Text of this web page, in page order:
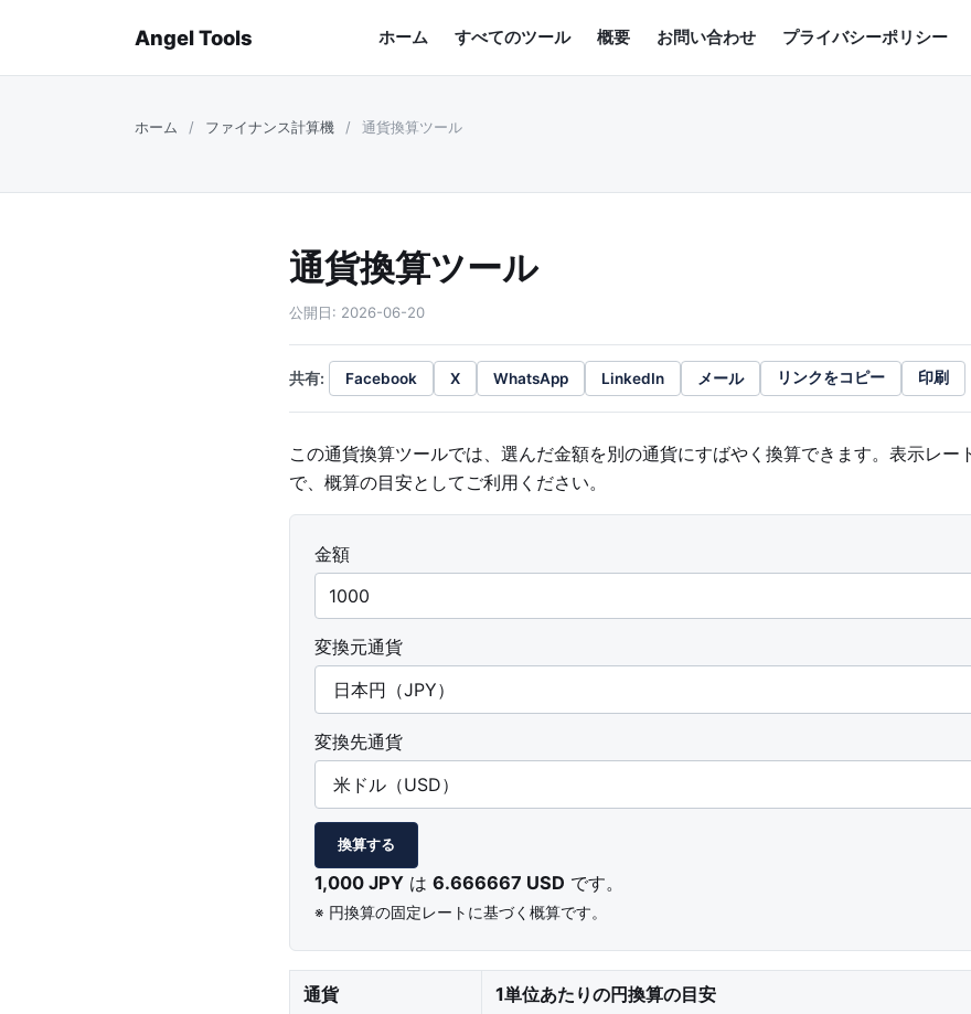
Angel Tools ホーム すべてのツール 概要 お問い合わせ プライバシーポリシー
ホーム / ファイナンス計算機 / 通貨換算ツール
通貨換算ツール
公開日: 2026-06-20
共有: Facebook X WhatsApp LinkedIn メール リンクをコピー 印刷
この通貨換算ツールでは、選んだ金額を別の通貨にすばやく換算できます。表示レー
で、概算の目安としてご利用ください。
金額
変換元通貨
変換先通貨
換算する
1,000 JPY は 6.666667 USD です。
※ 円換算の固定レートに基づく概算です。
通貨 1単位あたりの円換算の目安